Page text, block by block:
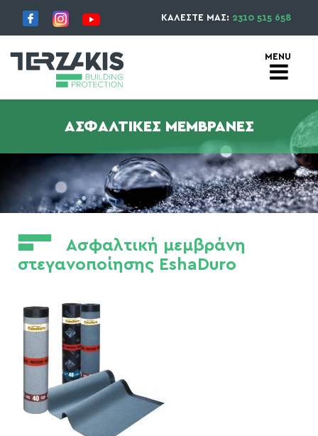
ΚΑΛΕΣΤΕ ΜΑΣ: 2310 515 658
ΑΣΦΑΛΤΙΚΈΣ ΜΕΜΒΡΆΝΕΣ
Ασφαλτική μεμβράνη
στεγανοποίησης EshaDuro